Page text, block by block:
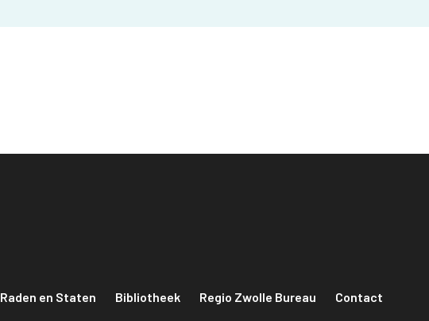
Raden en Staten Bibliotheek Regio Zwolle Bureau Contact